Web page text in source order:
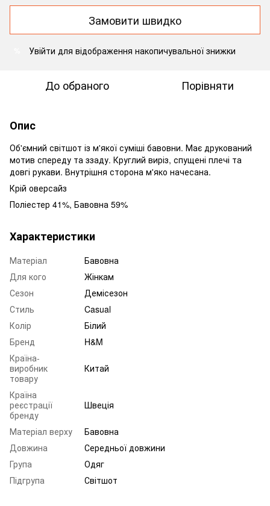
Замовити швидко
Увійти для відображення накопичувальної знижки
До обраного Порівняти
Опис
Об'ємний світшот із м'якої суміші бавовни. Має друкований
мотив спереду та ззаду. Круглий виріз, спущені плечі та
довгі рукави. Внутрішня сторона м'яко начесана.
Крій оверсайз
Поліестер 41%, Бавовна 59%
Характеристики
Матеріал
Бавовна
Для кого
Жінкам
Сезон
Демісезон
Стиль
Casual
Колір
Білий
Бренд
H&M
Країна-
виробник
товару
Китай
Країна
реєстрації
бренду
Швеція
Матеріал верху
Бавовна
Довжина
Середньої довжини
Група
Одяг
Підгрупа
Світшот